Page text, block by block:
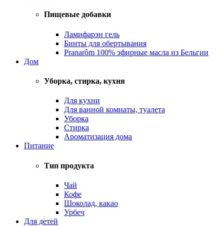
Пищевые добавки
Ламифарэн гель
Бинты для обертывания
Pranarôm 100% эфирные масла из Бельгии
Дом
Уборка, стирка, кухня
Для кухни
Для ванной комнаты, туалета
Уборка
Стирка
Ароматизация дома
Питание
Тип продукта
Чай
Кофе
Шоколад, какао
Урбеч
Для детей